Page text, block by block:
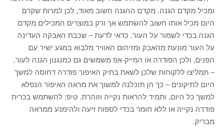
ומכיל מקדם הגנה. מקדם ההגנה חשוב מאוד, לכן למרות שקרם
היום מכיל אותו חשוב להשתמש אך ורק במוצרים המכילים מקדם
הגנה בכדי לשמור על העור. כדאי לדעת – שכבת האבקה העדינה
על העור מונעת מהאבק ומזיהום האוויר מלבוא במגע ישיר עם
הפנים, ולכן הפודרה או המייק-אפ משמשים גם כמנגנון הגנה לעור.
– תמליצו ללקוחות שלכן לשאת בתיק האיפור פודרה דחוסה למשך
היום לתיקונים – כך הן תוכלנה למשוך את מראה האיפור הנפלא
למשך כל היום, ותמיד להראות נקייה וזוהרת. טיפ: להשתמש בכרית
פודרה נקייה או ללא חומר בכדי לספוח זיעה ולהימנע ממראה
מבריק.